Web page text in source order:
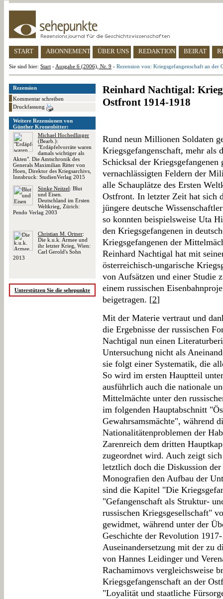
START ABONNEMENT ÜBER UNS REDAKTION BEIRAT
Sie sind hier: Start - Ausgabe 6 (2006), Nr. 9 - Rezension von: Kriegsgefangenschaft an der
Rezension
Kommentar schreiben
Druckfassung
Weitere Rezensionen von
Günther Kronenbitter:
Michael Hochedlinger
(Bearb.):
"Erdäpfelvorräte waren
damals wichtiger als
Akten". Die Amtschronik des
Generals Maximilian Ritter von
Hoen, Direktor des Kriegsarchivs,
Innsbruck: StudienVerlag 2015
Sönke Neitzel: Blut
und Eisen.
Deutschland im Ersten
Weltkrieg, Zürich:
Pendo Verlag 2003
Christian M. Ortner:
Die k.u.k. Armee und
ihr letzter Krieg, Wien:
Carl Gerold's Sohn
2013
Unterstützen Sie die sehepunkte
Reinhard Nachtigal:
Ostfront 1914-1918
Rund neun Millionen Soldaten
Kriegsgefangenschaft, mehr als
Schicksal der Kriegsgefangenen
vernachlässigten Feldern der
alle Schauplätze des Ersten
Ostfront. In letzter Zeit hat sich
jüngere deutsche
so konnten beispielsweise Uta
den Kriegsgefangenen in
Kriegsgefangenen der
Reinhard Nachtigal hat mit
österreichisch-ungarische
von Aufsätzen und einer Studie
einem russischen
beigetragen. [2]
Mit der Materie vertraut und
die Ergebnisse der russischen
Nachtigal nun einen
Untersuchung nicht als
sie folgt einer Systematik, die
So wird im ersten Hauptteil
ausführlich auch die nationale
Mittelmächte unter den
im folgenden Hauptabschnitt
Gewahrsamsmächte", während
Nationalitätenproblemen der
Zarenreich dem dritten
zugeordnet wird. Auch zeigt
letztlich doch die Diskussion
Monografien den Aufbau der
sind die Kapitel "Die
"Gefangenschaft als Struktur-
russischen Kriegsgesellschaft"
gewidmet, während unter der
Geschichte der Revolution
Auseinandersetzung mit der zu
von Hannes Leidinger und
Rachamimovs vergleichsweise
Kriegsgefangenschaft an der
"Loyalität und staatliche